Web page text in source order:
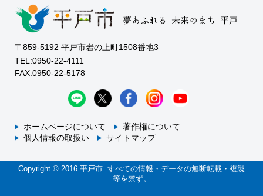
〒859-5192 平戸市岩の上町1508番地3
TEL:0950-22-4111
FAX:0950-22-5178
ホームページについて
著作権について
個人情報の取扱い
サイトマップ
Copyright © 2016 平戸市. すべての情報・データの無断転載・複製
等を禁ず。